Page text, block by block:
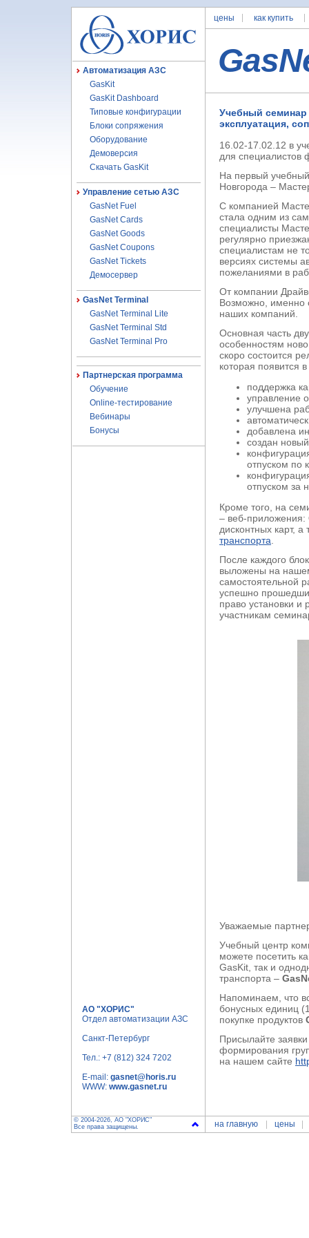
Автоматизация АЗС
GasKit
GasKit Dashboard
Типовые конфигурации
Блоки сопряжения
Оборудование
Демоверсия
Скачать GasKit
Управление сетью АЗС
GasNet Fuel
GasNet Cards
GasNet Goods
GasNet Coupons
GasNet Tickets
Демосервер
GasNet Terminal
GasNet Terminal Lite
GasNet Terminal Std
GasNet Terminal Pro
Партнерская программа
Обучение
Online-тестирование
Вебинары
Бонусы
цены как купить
Учебный семинар
эксплуатация,
16.02-17.02.12 в
для специалистов
На первый
Новгорода –
С компанией
стала одним из
специалисты
регулярно
специалистам не
версиях системы
пожеланиями в
От компании
Возможно, именно
наших компаний.
Основная часть
особенностям
скоро состоится
которая появится
поддержка
управление
улучшена
добавлена
создан
отпуском по
отпуском за
Кроме того, на
– веб-приложения:
дисконтных карт, а
транспорта
После каждого
выложены на
самостоятельной
успешно
право установки
участникам
Уважаемые
Учебный центр
можете посетить
GasKit, так и
транспорта –
Напоминаем, что
бонусных единиц
покупке продуктов
Присылайте
формирования
на нашем сайте
АО "ХОРИС"
Отдел автоматизации АЗС
Санкт-Петербург
Тел.: +7 (812) 324 7202
E-mail: gasnet@horis.ru
WWW: www.gasnet.ru
© 2004-2026, АО "ХОРИС"
Все права защищены.
на главную цены